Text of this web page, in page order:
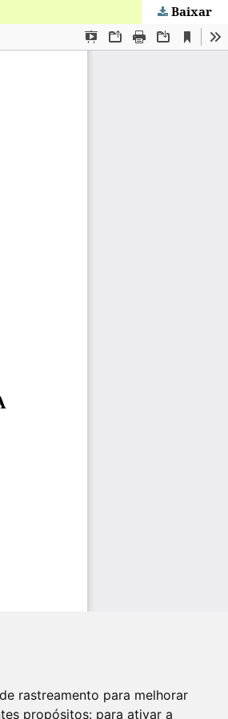
rastreamento para melhorar
propósitos: para ativar a
Baixar